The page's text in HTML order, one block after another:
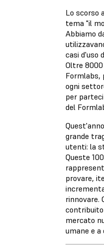
Lo scorso
tema "il
Abbiamo
casi d'uso
Oltre
Formlabs,
ogni
per
del
grande
utenti: la
Queste
provare,
rinnovare.
mercato
umane e a